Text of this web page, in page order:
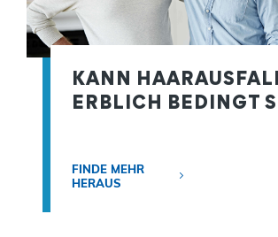
KANN
ERBLICH BEDINGT
FINDE MEHR
HERAUS